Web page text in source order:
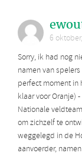
6
Sorry, ik had nog
namen van
perfect moment in
klaar voor Oranje)
Nationale
om zichzelf te
weggelegd in de
aanvoerder,